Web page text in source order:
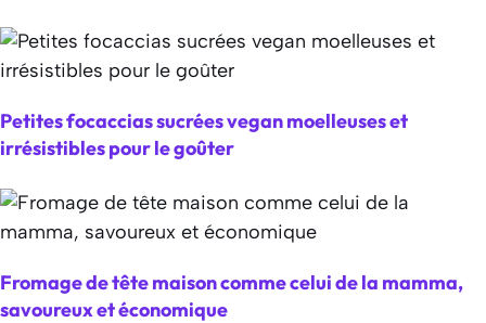
Petites focaccias sucrées vegan moelleuses et
irrésistibles pour le goûter
Fromage de tête maison comme celui de la mamma,
savoureux et économique